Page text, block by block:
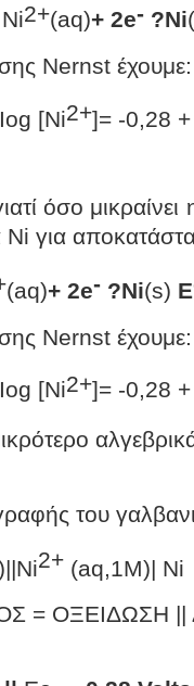
2+(aq)+ 2e- ?Ni
Nernst έχουμε:
[Ni2+]= -0,28
όσο μικραίνει
για
(aq)+ 2e- ?Ni(s) E
Nernst έχουμε:
[Ni2+]= -0,28
του
2+ (aq,1M)| Ni
= ΟΞΕΙΔΩΣΗ